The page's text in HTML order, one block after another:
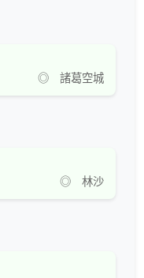
◎ 諸葛空城
◎ 林沙